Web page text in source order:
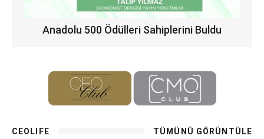
Anadolu 500 Ödülleri Sahiplerini Buldu
CEOLIFE TÜMÜNÜ GÖRÜNTÜLE